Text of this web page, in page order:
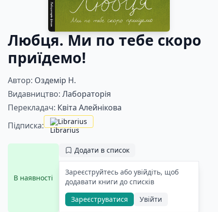
Любця. Ми по тебе скоро
приїдемо!
Автор: Оздемір Н.
Видавництво: Лабораторія
Перекладач: Квіта Алейнікова
Підписка:
Librarius
В наявності
Додати в список
Зареєструйтесь або увійдіть, щоб
додавати книги до списків
Зареєструватися
Увійти